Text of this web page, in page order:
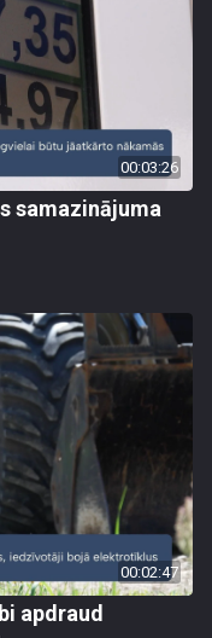
00:03:26
samazinājuma
00:02:47
apdraud